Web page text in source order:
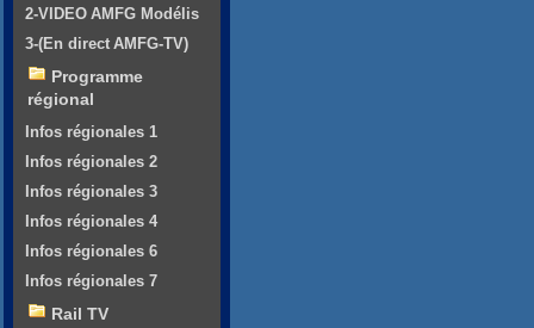
2-VIDEO AMFG Modélis
3-(En direct AMFG-TV)
Programme
régional
Infos régionales 1
Infos régionales 2
Infos régionales 3
Infos régionales 4
Infos régionales 6
Infos régionales 7
Rail TV